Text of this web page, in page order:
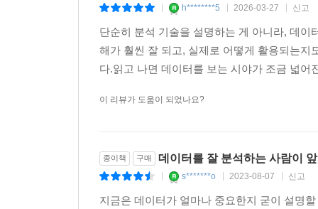
h********5 2026-03-27 신고
단순히 분석 기술을 설명하는 게 아니라, 데
해가 훨씬 잘 되고, 실제로 어떻게 활용되는지
다.읽고 나면 데이터를 보는 시야가 조금 넓
이 리뷰가 도움이 되었나요?
종이책 구매 데이터를 잘 분석하는 사람이
s*******o 2023-08-07 신고
지금은 데이터가 얼마나 중요한지 굳이 설명